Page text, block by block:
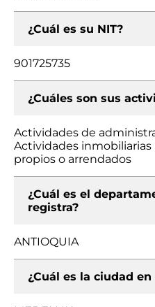
¿Cuál es su NIT?
901725735
¿Cuáles son sus
Actividades de
Actividades inmobiliarias
propios o arrendados
¿Cuál es el
registra?
ANTIOQUIA
¿Cuál es la ciudad